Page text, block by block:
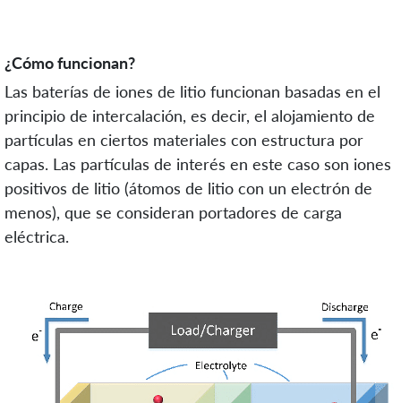
¿Cómo funcionan?
Las baterías de iones de litio funcionan basadas en el
principio de intercalación, es decir, el alojamiento de
partículas en ciertos materiales con estructura por
capas. Las partículas de interés en este caso son iones
positivos de litio (átomos de litio con un electrón de
menos), que se consideran portadores de carga
eléctrica.